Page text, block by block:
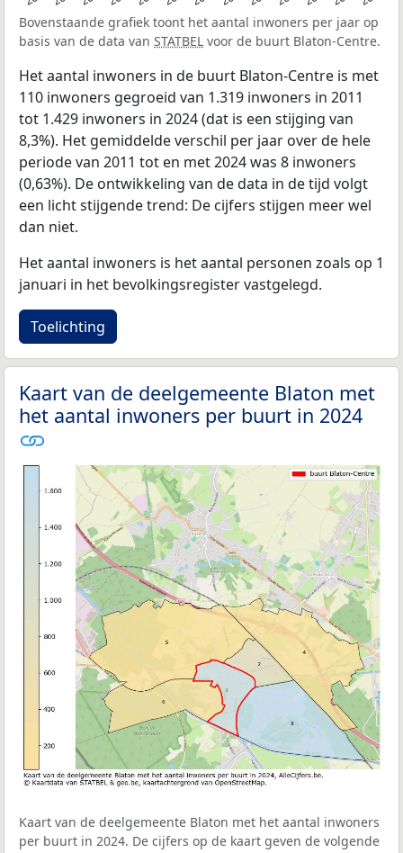
Bovenstaande grafiek toont het aantal inwoners per jaar op
basis van de data van STATBEL voor de buurt Blaton-Centre.
Het aantal inwoners in de buurt Blaton-Centre is met
110 inwoners gegroeid van 1.319 inwoners in 2011
tot 1.429 inwoners in 2024 (dat is een stijging van
8,3%). Het gemiddelde verschil per jaar over de hele
periode van 2011 tot en met 2024 was 8 inwoners
(0,63%). De ontwikkeling van de data in de tijd volgt
een licht stijgende trend: De cijfers stijgen meer wel
dan niet.
Het aantal inwoners is het aantal personen zoals op 1
januari in het bevolkingsregister vastgelegd.
Toelichting
Kaart van de deelgemeente Blaton met
het aantal inwoners per buurt in 2024
Kaart van de deelgemeente Blaton met het aantal inwoners
per buurt in 2024. De cijfers op de kaart geven de volgende